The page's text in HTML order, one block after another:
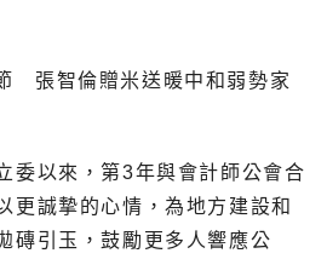
委以來，第3年與會計師公會合
更誠摯的心情，為地方建設和
磚引玉，鼓勵更多人響應公